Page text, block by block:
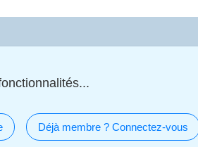
Déjà membre ? Connectez-vous